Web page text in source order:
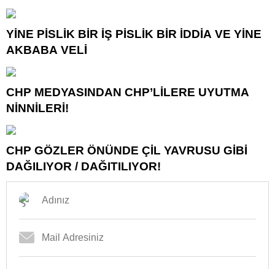
NEREYE SAVRULDU NASIL SAVRULDU!
YİNE PİSLİK BİR İŞ PİSLİK BİR İDDİA VE YİNE
AKBABA VELİ
CHP MEDYASINDAN CHP’LİLERE UYUTMA
NİNNİLERİ!
CHP GÖZLER ÖNÜNDE ÇİL YAVRUSU GİBİ
DAĞILIYOR / DAĞITILIYOR!